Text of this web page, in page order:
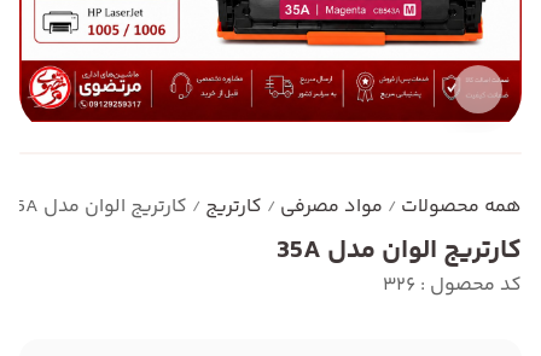
همه محصولات / مواد مصرفی / کارتریج / کارتریج الوان مدل 35A
کارتریج الوان مدل 35A
کد محصول : 326